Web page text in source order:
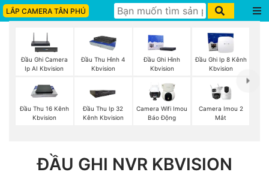
LẮP CAMERA TÂN PHÚ
Đầu Ghi Camera
Ip AI Kbvision
Đầu Thu Hình 4
Kbvision
Đầu Ghi Hình
Kbvision
Đầu Ghi Ip 8 Kênh
Kbvision
Đầu Thu 16 Kênh
Kbvision
Đầu Thu Ip 32
Kênh Kbvision
Camera Wifi Imou
Báo Động
Camera Imou 2
Mắt
ĐẦU GHI NVR KBVISION